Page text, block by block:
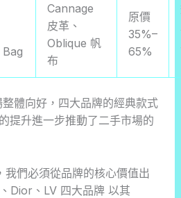
Cannage
皮革、
Oblique 帆
布
原價
35%–
65%
體向好，四大品牌的經典款式
提升進一步推動了二手市場的
們必須從品牌的核心價值出
Dior、LV 四大品牌 以其